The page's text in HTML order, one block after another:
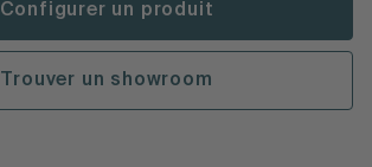
Configurer un produit
Trouver un showroom